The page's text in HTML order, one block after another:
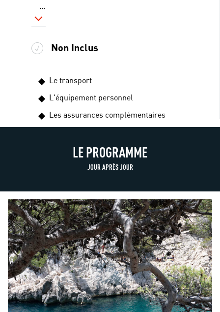
...
Non Inclus
Le transport
L'équipement personnel
Les assurances complémentaires
LE PROGRAMME
JOUR APRÈS JOUR